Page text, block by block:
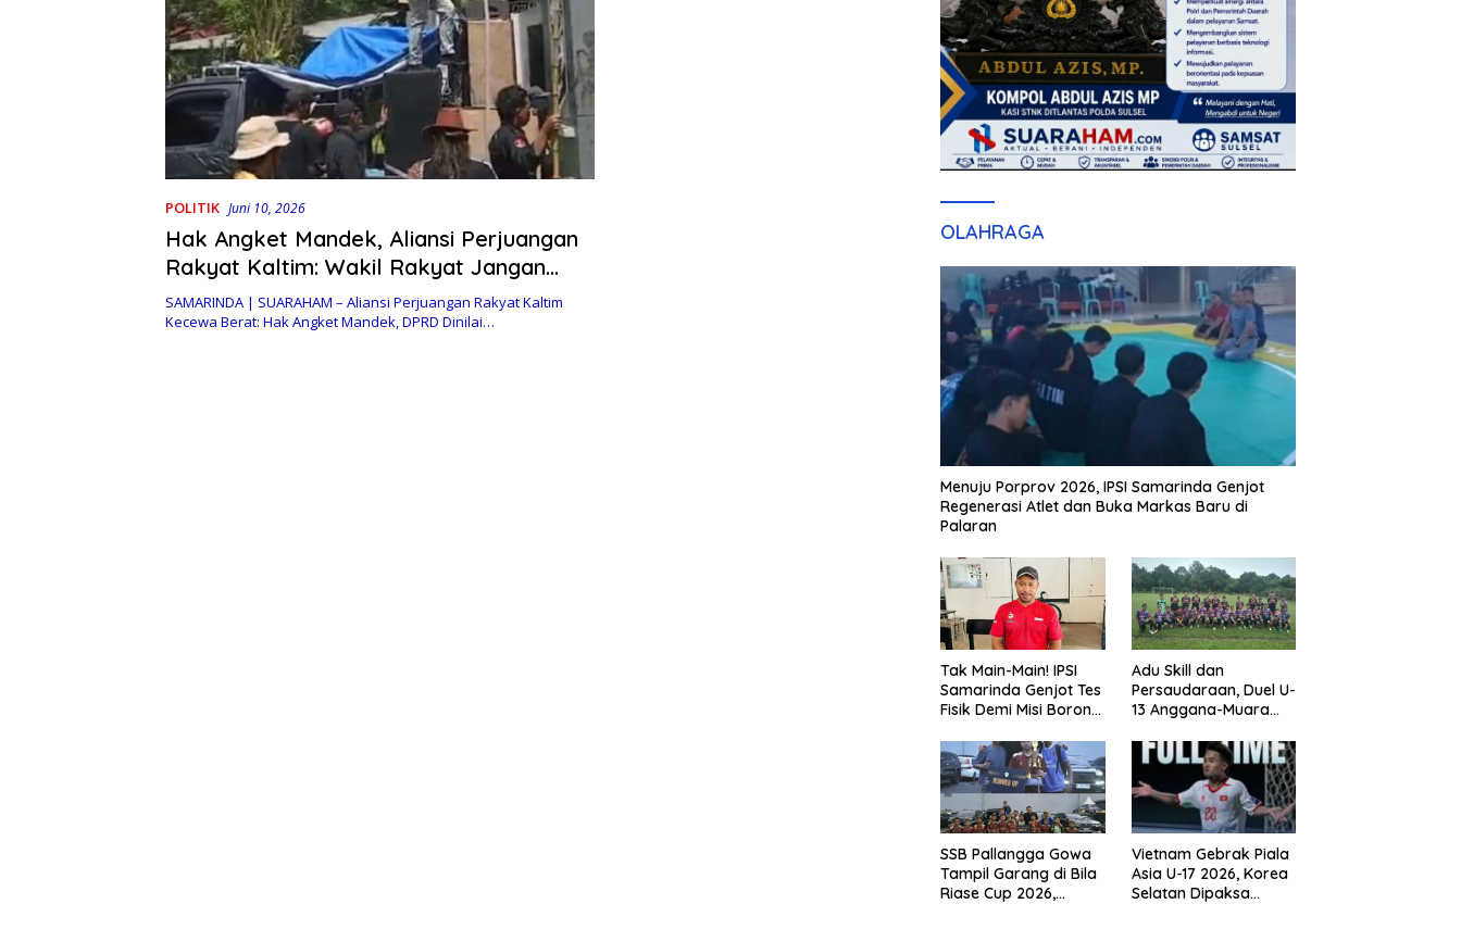
POLITIK Juni 10, 2026
Hak Angket Mandek, Aliansi Perjuangan
Rakyat Kaltim: Wakil Rakyat Jangan
Khianati Amanah Publik
SAMARINDA | SUARAHAM – Aliansi Perjuangan Rakyat Kaltim
Kecewa Berat: Hak Angket Mandek, DPRD Dinilai…
OLAHRAGA
Menuju Porprov 2026, IPSI Samarinda Genjot
Regenerasi Atlet dan Buka Markas Baru di
Palaran
Tak Main-Main! IPSI
Samarinda Genjot Tes
Fisik Demi Misi Borong
Kaltim 2026
Adu Skill dan
Persaudaraan, Duel U-
13 Anggana-Muara
Meriah
SSB Pallangga Gowa
Tampil Garang di Bila
Riase Cup 2026,
Vietnam Gebrak Piala
Asia U-17 2026, Korea
Selatan Dipaksa